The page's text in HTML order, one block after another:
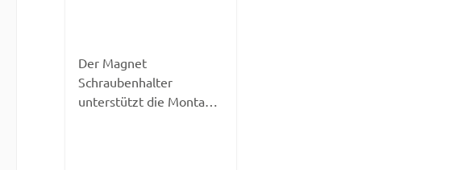
Der Magnet
Schraubenhalter
unterstützt die Montage